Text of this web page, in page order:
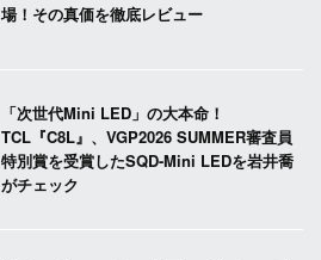
場！その真価を徹底レビュー
「次世代Mini LED」の大本命！
TCL『C8L』、VGP2026 SUMMER審査員
特別賞を受賞したSQD-Mini LEDを岩井喬
がチェック